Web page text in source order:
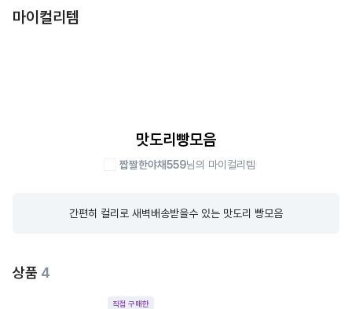
마이컬리템
맛도리빵모음
짭짤한야채559님의 마이컬리템
간편히 컬리로 새벽배송받을수 있는 맛도리 빵모음
상품 4
직접 구매한